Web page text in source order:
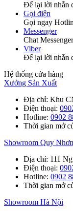
Để lại lời nhắn
Gọi điện
Gọi ngay
Messenger
Chat Messenger
Viber
Để lại lời nhắn
Hệ thống cửa hàng
Xưởng Sản Xuất
Địa chỉ: Khu
Điện thoại:
Hotline: 0902
Thời gian mở
Showroom Quy Nhơn
Địa chỉ: 111
Điện thoại:
Hotline: 0902
Thời gian mở
Showroom Hà Nội